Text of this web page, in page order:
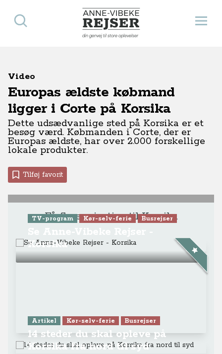
Anne-Vibeke Rejser
din genvej til store oplevelser
Åbn
Søg
Video
Europas ældste købmand
ligger i Corte på Korsika
Dette udsædvanlige sted på Korsika er et
besøg værd. Købmanden i Corte, der er
Europas ældste, har over 2.000 forskellige
lokale produkter.
Tilføj favorit
Få flere rejsetips til Korsika
TV-program Kør-selv-ferie Busrejser
Korsika
Artikel Kør-selv-ferie Busrejser
14 steder du skal opleve på
Korsika fra nord til syd